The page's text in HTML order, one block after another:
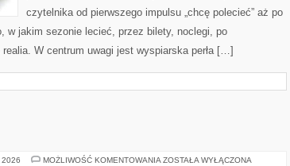
czytelnika od pierwszego impulsu „chcę polecieć” aż po
w jakim sezonie lecieć, przez bilety, noclegi, po
W centrum uwagi jest wyspiarska perła […]
2026 MOŻLIWOŚĆ KOMENTOWANIA PORADY
ZOSTAŁA WYŁĄCZONA